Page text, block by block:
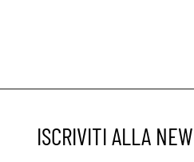
ISCRIVITI ALLA